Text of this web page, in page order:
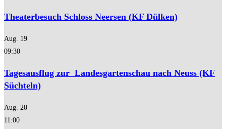
Theaterbesuch Schloss Neersen (KF Dülken)
Aug. 19
09:30
Tagesausflug zur Landesgartenschau nach Neuss (KF
Süchteln)
Aug. 20
11:00